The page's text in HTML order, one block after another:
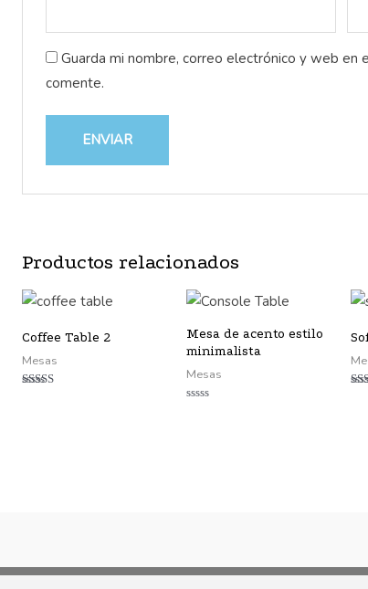
Guarda mi nombre, correo electrónico y web en
comente.
Productos relacionados
Coffee Table 2
Mesas
Mesa de acento estilo
minimalista
Mesas